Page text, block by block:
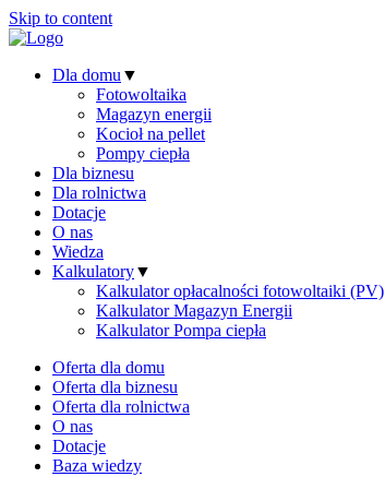
Skip to content
Dla domu ▼
Fotowoltaika
Magazyn energii
Kocioł na pellet
Pompy ciepła
Dla biznesu
Dla rolnictwa
Dotacje
O nas
Wiedza
Kalkulatory▼
Kalkulator opłacalności fotowoltaiki (PV)
Kalkulator Magazyn Energii
Kalkulator Pompa ciepła
Oferta dla domu
Oferta dla biznesu
Oferta dla rolnictwa
O nas
Dotacje
Baza wiedzy